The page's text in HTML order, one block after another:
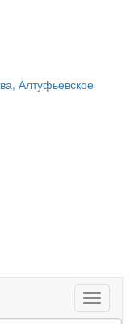
Алтуфьевское
Меню